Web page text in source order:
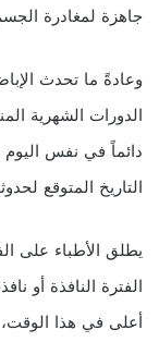
جاهزة لمغادرة
الدورات الشهرية
دائماً في نفس
التاريخ المتوقع
يطلق الأطباء على
الفترة النافذة أو
أعلى في هذا